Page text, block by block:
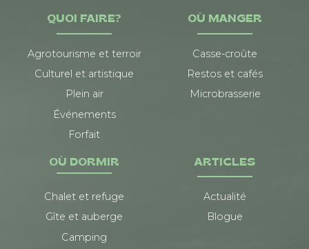
QUOI FAIRE?
Agrotourisme et terroir
Culturel et artistique
Plein air
Événements
Forfait
OÙ MANGER
Casse-croûte
Restos et cafés
Microbrasserie
OÙ DORMIR
Chalet et refuge
Gîte et auberge
Camping
ARTICLES
Actualité
Blogue